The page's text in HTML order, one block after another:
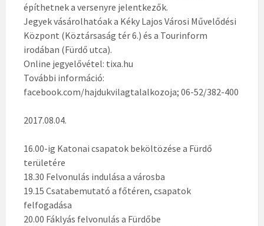
építhetnek a versenyre jelentkezők.
Jegyek vásárolhatóak a Kéky Lajos Városi Művelődési
Központ (Köztársaság tér 6.) és a Tourinform
irodában (Fürdő utca).
Online jegyelővétel: tixa.hu
További információ:
facebook.com/hajdukvilagtalalkozoja; 06-52/382-400
2017.08.04.
16.00-ig Katonai csapatok beköltözése a Fürdő
területére
18.30 Felvonulás indulása a városba
19.15 Csatabemutató a főtéren, csapatok
felfogadása
20.00 Fáklyás felvonulás a Fürdőbe